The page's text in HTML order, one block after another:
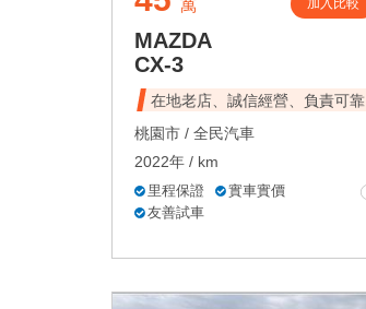
萬
MAZDA
CX-3
在地老店、誠信經營、負責可靠
桃園市 / 全民汽車
2022年 / km
里程保證
實車實價
友善試車